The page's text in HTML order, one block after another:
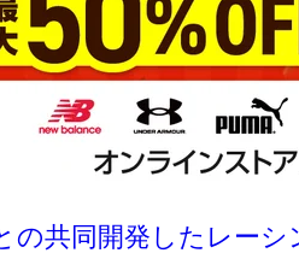
ントリー動向を発表
共同開発したレーシ